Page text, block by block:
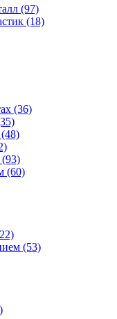
(97)
(18)
(36)
(60)
(53)